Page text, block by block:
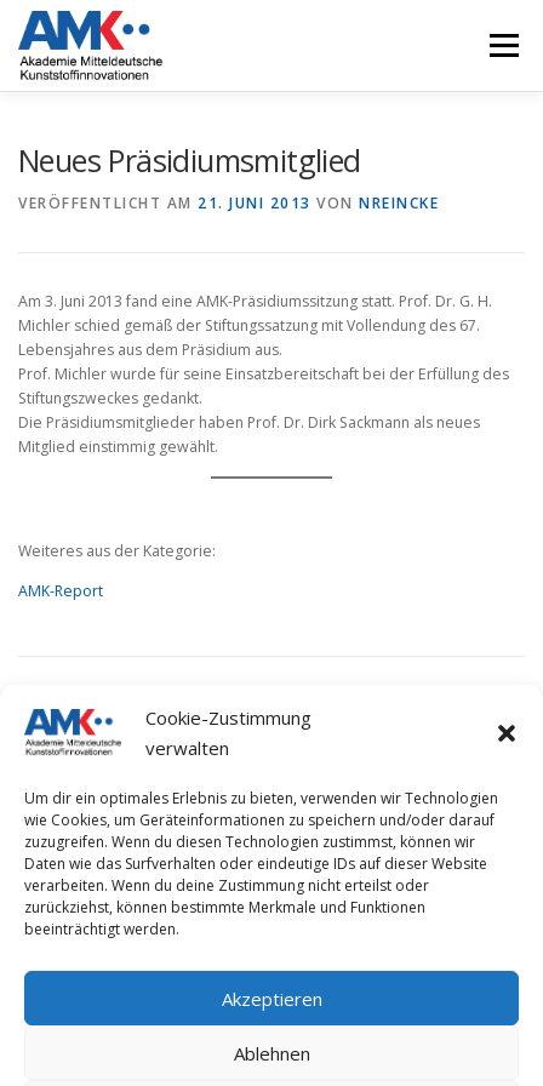
Cookie-Zustimmung
verwalten
Um dir ein optimales Erlebnis zu bieten, verwenden wir Technologien
wie Cookies, um Geräteinformationen zu speichern und/oder darauf
zuzugreifen. Wenn du diesen Technologien zustimmst, können wir
Daten wie das Surfverhalten oder eindeutige IDs auf dieser Website
verarbeiten. Wenn du deine Zustimmung nicht erteilst oder
zurückziehst, können bestimmte Merkmale und Funktionen
beeinträchtigt werden.
Akzeptieren
Ablehnen
Inhalt
springen
Menü
Neues Präsidiumsmitglied
VERÖFFENTLICHT AM 21. JUNI 2013 VON NREINCKE
Am 3. Juni 2013 fand eine AMK-Präsidiumssitzung statt. Prof. Dr. G. H.
Michler schied gemäß der Stiftungssatzung mit Vollendung des 67.
Lebensjahres aus dem Präsidium aus.
Prof. Michler wurde für seine Einsatzbereitschaft bei der Erfüllung des
Stiftungszweckes gedankt.
Die Präsidiumsmitglieder haben Prof. Dr. Dirk Sackmann als neues
Mitglied einstimmig gewählt.
Weiteres aus der Kategorie:
AMK-Report
VERÖFFENTLICHT INAMK-REPORT
Impressum